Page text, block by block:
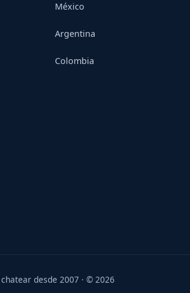
México
Argentina
Colombia
desde 2007 · © 2026